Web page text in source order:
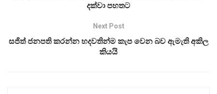
දක්වා පහතට
Next Post
සජිත් ජනපති කරන්න හදවතින්ම කැප වෙන බව ඇමැති අකිල
කියයි